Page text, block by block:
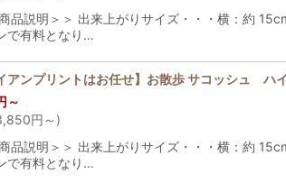
品説明＞＞ 出来上がりサイズ・・・横：約
で有料となり…
アンプリントはお任せ】お散歩 サコッシュ ハ
～
円 ～ )
品説明＞＞ 出来上がりサイズ・・・横：約
で有料となり…